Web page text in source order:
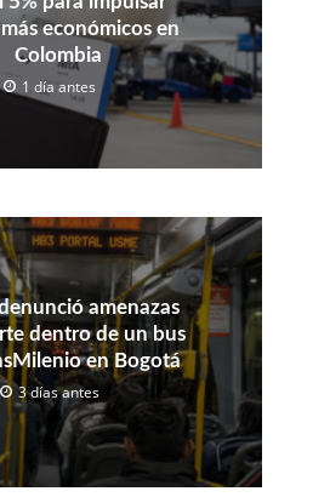
económicos en
Colombia
1 día antes
amenazas
dentro de un bus
en Bogotá
3 días antes